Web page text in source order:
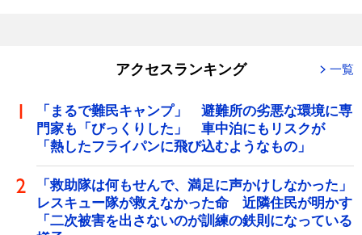
アクセスランキング 一覧
「まるで難民キャンプ」 避難所の劣悪な環境に専
門家も「びっくりした」 車中泊にもリスクが
「熱したフライパンに飛び込むようなもの」
「救助隊は何もせんで、満足に声かけしなかった」
レスキュー隊が救えなかった命 近隣住民が明かす
「二次被害を出さないのが訓練の鉄則になっている